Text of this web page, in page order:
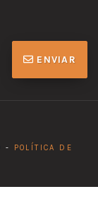
ENVIAR
-
POLÍTICA DE